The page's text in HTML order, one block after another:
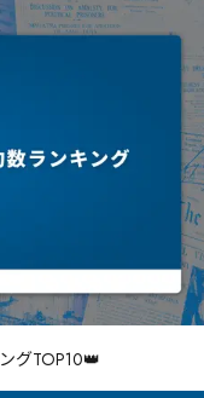
グTOP10👑